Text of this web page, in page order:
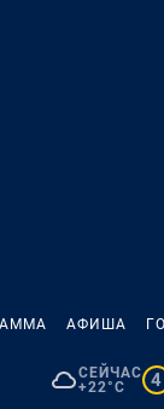
АФИША
СЕЙЧАС
+22°C
4